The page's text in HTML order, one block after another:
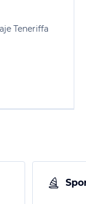
Teneriffa